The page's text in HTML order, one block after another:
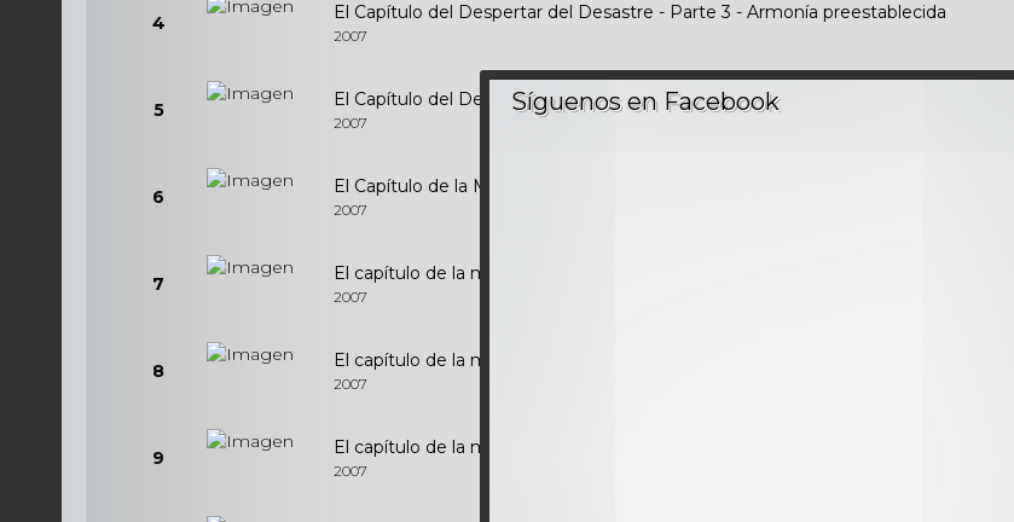
4 El Capítulo del Despertar del Desastre - Parte 3 - Armonía preestablecida
2007
5 El Capítulo del Despertar del Desastre - Parte 4 - El Gran Desastre de Hinamizawa
2007
6 El Capítulo de la Masacre - Parte 1 - Ley del Laberinto
2007
7 El capítulo de la masacre - Parte 2 - Cómo cambiar el destino
2007
8 El capítulo de la masacre - Parte 3 - Fluctuación
2007
9 El capítulo de la masacre - Parte 4 - Negociación
2007